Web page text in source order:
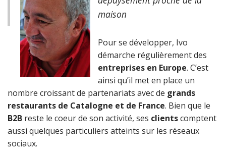
maison
Pour se développer, Ivo
démarche régulièrement des
entreprises en Europe. C’est
ainsi qu’il met en place un
nombre croissant de partenariats avec de grands
restaurants de Catalogne et de France. Bien que le
B2B reste le coeur de son activité, ses clientscomptent
aussi quelques particuliers atteints sur les réseaux
sociaux.